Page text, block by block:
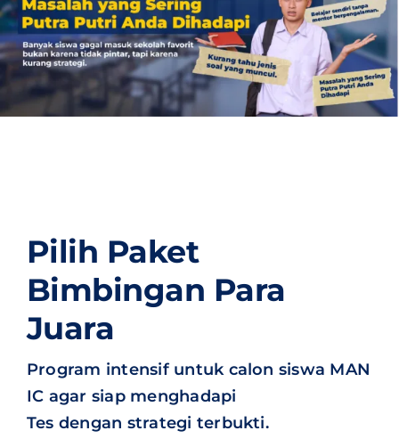
Pilih Paket
Bimbingan Para
Juara
Program intensif untuk calon siswa MAN
IC agar siap menghadapi
Tes dengan strategi terbukti.